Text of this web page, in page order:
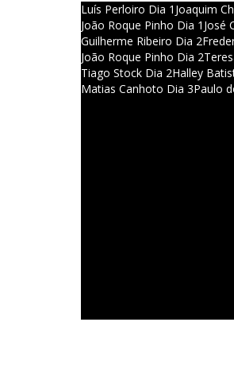
Luís Perloiro Dia 1 Joaquim
João Roque Pinho Dia 1 José
Guilherme Ribeiro Dia 2
João Roque Pinho Dia 2
Tiago Stock Dia 2Halley
Matias Canhoto Dia 3Paulo